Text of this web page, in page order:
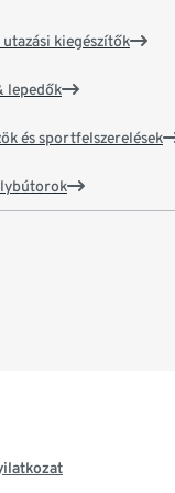
kiegészítők
lepedők
és sportfelszerelések